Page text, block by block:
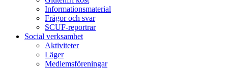
Informationsmaterial
Frågor och svar
SCUF-reportrar
Social verksamhet
Aktiviteter
Läger
Medlemsföreningar